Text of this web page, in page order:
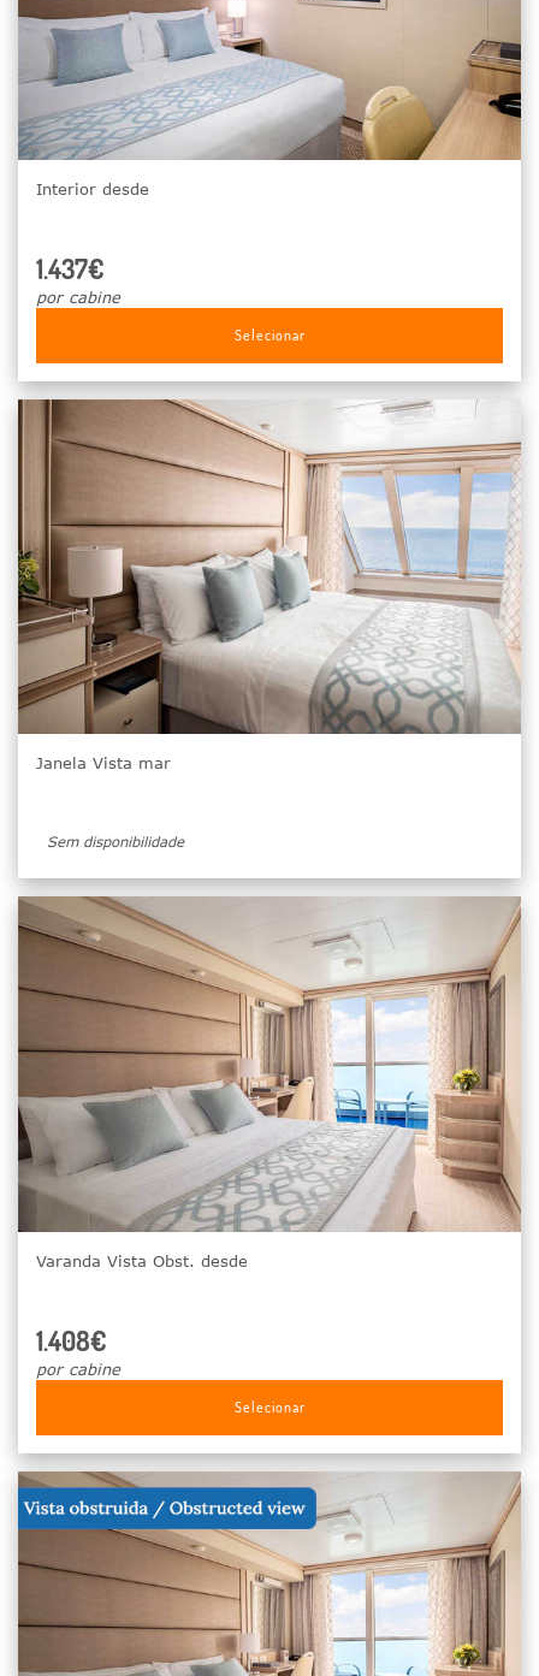
Interior desde
1.437€
por cabine
Selecionar
Janela Vista mar
Sem disponibilidade
Varanda Vista Obst. desde
1.408€
por cabine
Selecionar